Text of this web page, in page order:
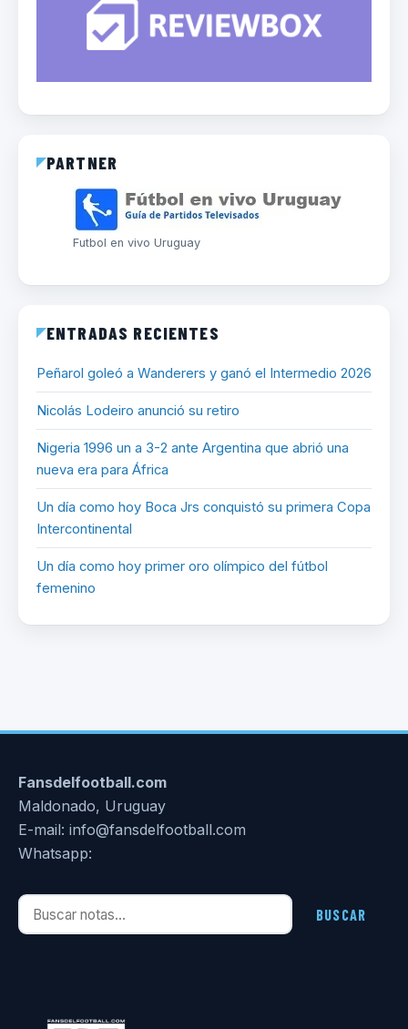
PARTNER
Futbol en vivo Uruguay
ENTRADAS RECIENTES
Peñarol goleó a Wanderers y ganó el Intermedio 2026
Nicolás Lodeiro anunció su retiro
Nigeria 1996 un a 3-2 ante Argentina que abrió una
nueva era para África
Un día como hoy Boca Jrs conquistó su primera Copa
Intercontinental
Un día como hoy primer oro olímpico del fútbol
femenino
Fansdelfootball.com
Maldonado, Uruguay
E-mail: info@fansdelfootball.com
Whatsapp:
Buscar notas BUSCAR